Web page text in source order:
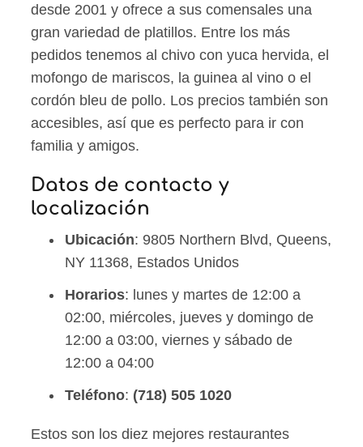
desde 2001 y ofrece a sus comensales una
gran variedad de platillos. Entre los más
pedidos tenemos al chivo con yuca hervida, el
mofongo de mariscos, la guinea al vino o el
cordón bleu de pollo. Los precios también son
accesibles, así que es perfecto para ir con
familia y amigos.
Datos de contacto y
localización
Ubicación: 9805 Northern Blvd, Queens,
NY 11368, Estados Unidos
Horarios: lunes y martes de 12:00 a
02:00, miércoles, jueves y domingo de
12:00 a 03:00, viernes y sábado de
12:00 a 04:00
Teléfono: (718) 505 1020
Estos son los diez mejores restaurantes